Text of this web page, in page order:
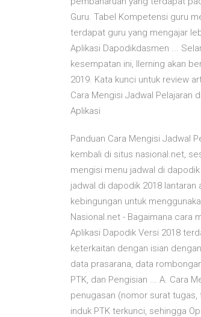
Guru. Tabel Kompetensi guru
terdapat guru yang mengajar
Aplikasi Dapodikdasmen ...
kesempatan ini, Ilerning akan
2019. Kata kunci untuk review
Cara Mengisi Jadwal Pelajaran
Aplikasi
Panduan Cara Mengisi Jadwal
kembali di situs nasional.net,
mengisi menu jadwal di
jadwal di dapodik 2018
kebingungan untuk
Nasional.net - Bagaimana cara
Aplikasi Dapodik Versi 2018
keterkaitan dengan isian
data prasarana, data
PTK, dan Pengisian ... A. Cara
penugasan (nomor surat
induk PTK terkunci, sehingga